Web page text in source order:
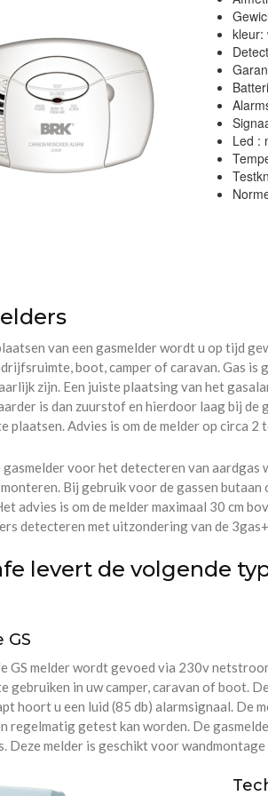
kleur:
Led :
van een gasmelder wordt u op tijd
boot, camper of caravan. Gas is
zijn. Een juiste plaatsing van het
is dan zuurstof en hierdoor laag bij
plaatsen. Advies is om de melder op circa
gasmelder voor het detecteren van
Bij gebruik voor de gassen
advies is om de melder maximaal 30 cm
detecteren met uitzondering van de
levert de volgende
GS
GS melder wordt gevoed via 230v
gebruiken in uw camper, caravan of boot.
hoort u een luid (85 db) alarmsignaal. De
regelmatig getest kan worden. De
Deze melder is geschikt voor